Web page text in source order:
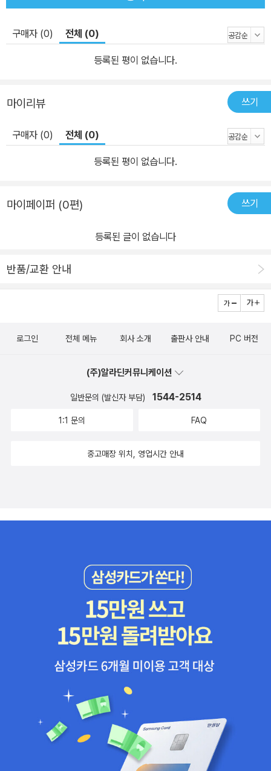
구매자 (0) 전체 (0)
등록된 평이 없습니다.
마이리뷰 쓰기
구매자 (0) 전체 (0)
등록된 평이 없습니다.
마이페이퍼 (0편) 쓰기
등록된 글이 없습니다
반품/교환 안내
로그인 전체 메뉴 회사 소개 출판사 안내 PC 버전
(주)알라딘커뮤니케이션
일반문의 (발신자 부담) 1544-2514
1:1 문의 FAQ
중고매장 위치, 영업시간 안내